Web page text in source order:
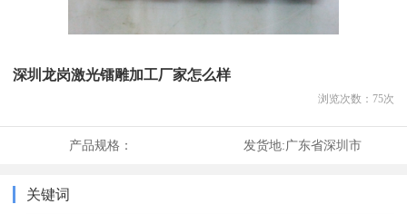
深圳龙岗激光镭雕加工厂家怎么样
浏览次数： 75次
产品规格： 发货地:广东省深圳市
关键词